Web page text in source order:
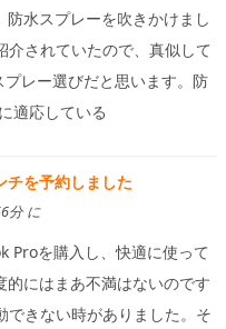
防水スプレーを吹きかけまし
介されていたので、真似して
レー選びだと思います。防
適応している
を予約しました
分 に
Proを購入し、快適に使って
的にはまあ不満はないのです
できない時がありました。そ